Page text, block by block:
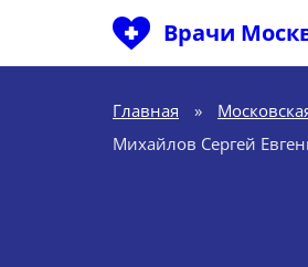
Врачи
Главная »
Михайлов Сергей